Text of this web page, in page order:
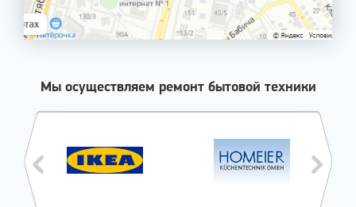
Мы осуществляем ремонт бытовой техники